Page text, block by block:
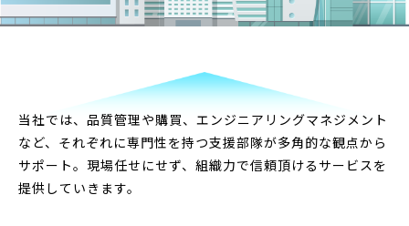
当社では、品質管理や購買、エンジニアリングマネジメント
など、それぞれに専門性を持つ支援部隊が多角的な観点から
サポート。現場任せにせず、組織力で信頼頂けるサービスを
提供していきます。